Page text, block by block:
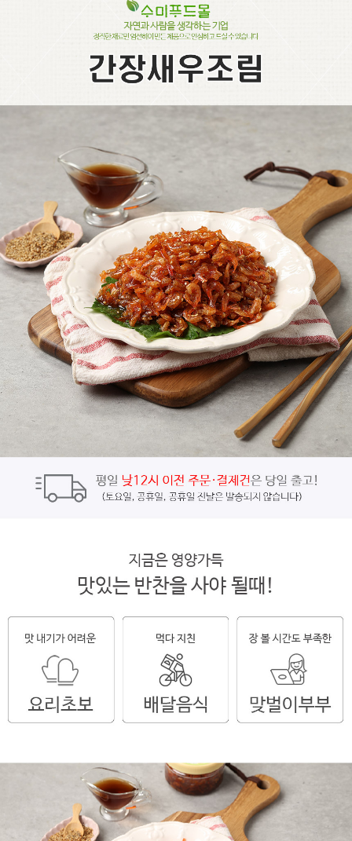
페이코 ID로
PAYCO 바로